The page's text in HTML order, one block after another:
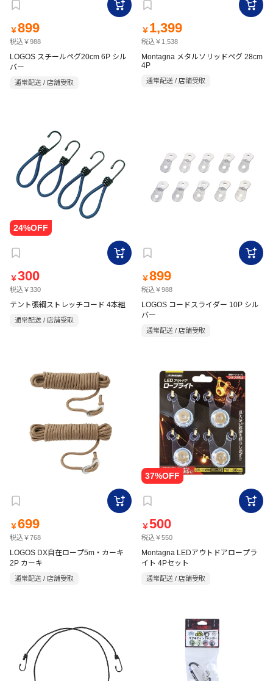
￥899
税込￥988
LOGOS スチールペグ20cm 6P シル
バー
通常配送 / 店舗受取
￥ 1,399
税込￥1,538
Montagna メタルソリッドペグ 28cm
4P
通常配送 / 店舗受取
￥300
税込￥330
テント張綱ストレッチコード 4本組
通常配送 / 店舗受取
￥899
税込￥988
LOGOS コードスライダー 10P シル
バー
通常配送 / 店舗受取
￥699
税込￥768
LOGOS DX自在ロープ5m・カーキ
2P カーキ
通常配送 / 店舗受取
￥500
税込￥550
Montagna LEDアウトドアロープラ
イト 4Pセット
通常配送 / 店舗受取